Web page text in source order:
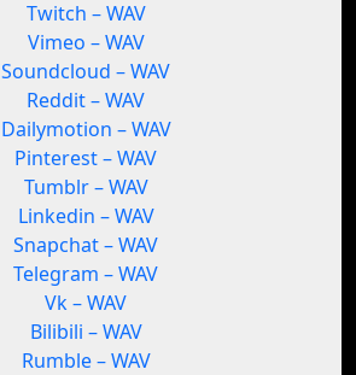
Twitch – WAV
Vimeo – WAV
Soundcloud – WAV
Reddit – WAV
Dailymotion – WAV
Pinterest – WAV
Tumblr – WAV
Linkedin – WAV
Snapchat – WAV
Telegram – WAV
Vk – WAV
Bilibili – WAV
Rumble – WAV